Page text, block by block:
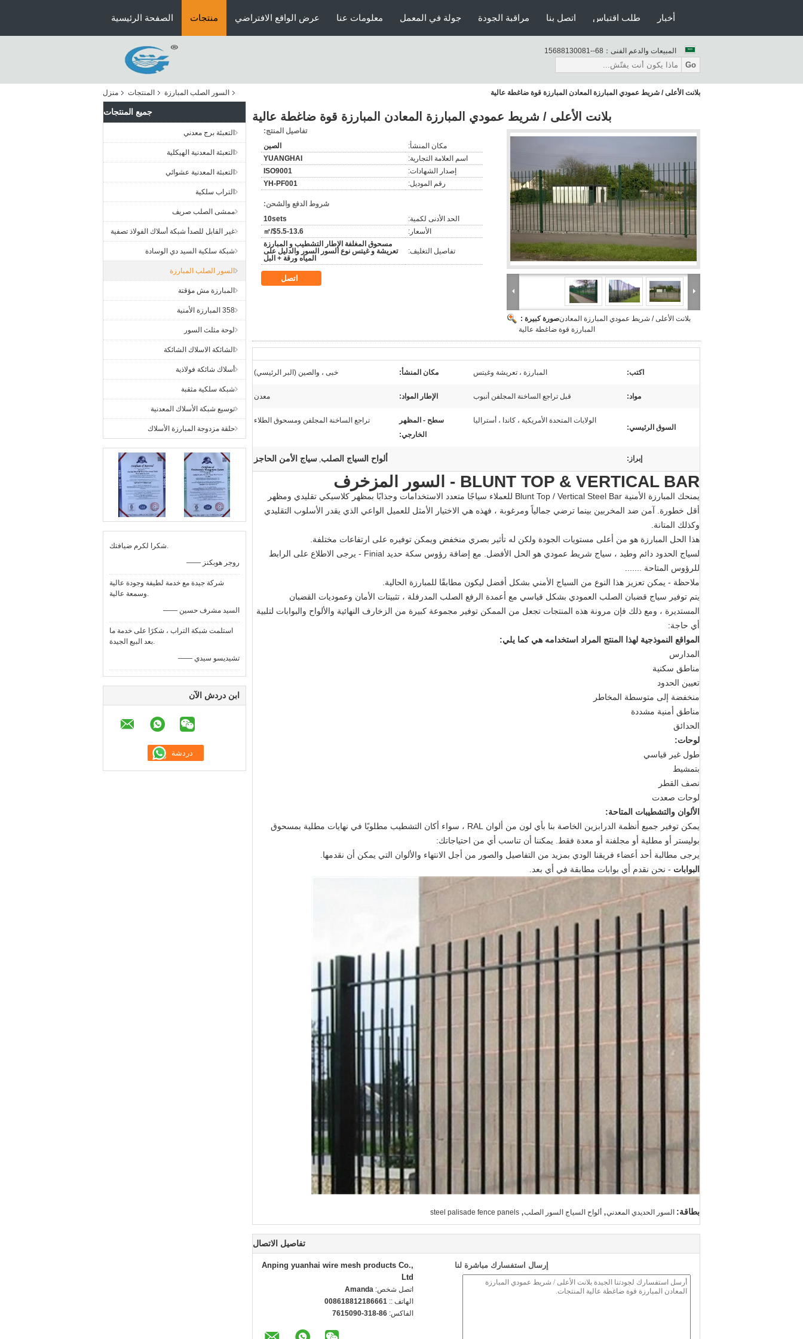
الصفحة الرئيسية منتجات عرض الواقع الافتراضي معلومات عنا جولة في المعمل مراقبة الجودة اتصل بنا طلب اقتباس أخبار
المبيعات والدعم الفنى： 86--18003188651
Go
منزل المنتجات السور الصلب المبارزة بلانت الأعلى / شريط عمودي المبارزة المعادن المبارزة قوة ضاغطة عالية
جميع المنتجات
التعبئة برج معدني
التعبئة المعدنية الهيكلية
التعبئة المعدنية عشوائي
التراب سلكية
ممشى الصلب صريف
غير القابل للصدأ شبكة أسلاك الفولاذ تصفية
شبكة سلكية السيد دي الوسادة
السور الصلب المبارزة
المبارزة مش مؤقتة
358 المبارزة الأمنية
لوحة مثلث السور
الشائكة الاسلاك الشائكة
أسلاك شائكة فولاذية
شبكة سلكية مثقبة
توسيع شبكة الأسلاك المعدنية
حلقة مزدوجة المبارزة الأسلاك
شكرا لكرم ضيافتك.
—— روجر هوبكنز
شركة جيدة مع خدمة لطيفة وجودة عالية
وسمعة عالية.
—— السيد مشرف حسين
استلمت شبكة التراب ، شكرًا على خدمة ما
بعد البيع الجيدة.
—— تشيديسو سيدي
ابن دردش الآن
بلانت الأعلى / شريط عمودي المبارزة المعادن المبارزة قوة ضاغطة عالية
صورة كبيرة :بلانت الأعلى / شريط عمودي المبارزة المعادن
المبارزة قوة ضاغطة عالية
تفاصيل المنتج:
مكان المنشأ:
الصين
اسم العلامة التجارية:
YUANGHAI
إصدار الشهادات:
ISO9001
رقم الموديل:
YH-PF001
شروط الدفع والشحن:
الحد الأدنى لكمية:
10sets
الأسعار:
$5.5-13.6/㎡
تفاصيل التغليف:
مسحوق المغلفة الإطار التشطيب و المبارزة
تعريشة و غيتس نوع السور السور والدليل على
المياه ورقة + البل
اتصل
اكتب: المبارزة ، تعريشة وغيتس مكان المنشأ: خبى ، والصين (البر الرئيسي)
مواد: قبل تراجع الساخنة المجلفن أنبوب الإطار المواد: معدن
السوق الرئيسي:
الولايات المتحدة الأمريكية ، كاندا ، أستراليا
سطح - المظهر
الخارجي:
تراجع الساخنة المجلفن ومسحوق الطلاء
إبراز: ألواح السياج الصلب, سياج الأمن الحاجز
BLUNT TOP & VERTICAL BAR - السور المزخرف
يمنحك المبارزة الأمنية Blunt Top / Vertical Steel Bar للعملاء سياجًا متعدد الاستخدامات وجذابًا بمظهر كلاسيكي تقليدي ومظهر
أقل خطورة. آمن ضد المخربين بينما ترضي جمالياً ومرغوبة ، فهذه هي الاختيار الأمثل للعميل الواعي الذي يقدر الأسلوب التقليدي
وكذلك المتانة.
هذا الحل المبارزة هو من أعلى مستويات الجودة ولكن له تأثير بصري منخفض ويمكن توفيره على ارتفاعات مختلفة.
لسياج الحدود دائم وطيد ، سياج شريط عمودي هو الحل الأفضل. مع إضافة رؤوس سكة حديد Finial - يرجى الاطلاع على الرابط
للرؤوس المتاحة .......
ملاحظة - يمكن تعزيز هذا النوع من السياج الأمني ​​بشكل أفضل ليكون مطابقًا للمبارزة الحالية.
يتم توفير سياج قضبان الصلب العمودي بشكل قياسي مع أعمدة الرفع الصلب المدرفلة ، تثبيتات الأمان وعموديات القضبان
المستديرة ، ومع ذلك فإن مرونة هذه المنتجات تجعل من الممكن توفير مجموعة كبيرة من الزخارف النهائية والألواح والبوابات لتلبية
أي حاجة:
المواقع النموذجية لهذا المنتج المراد استخدامه هي كما يلي:
المدارس
مناطق سكنية
تعيين الحدود
منخفضة إلى متوسطة المخاطر
مناطق أمنية مشددة
الحدائق
لوحات:
طول غير قياسي
بتمشيط
نصف القطر
لوحات صعدت
الألوان والتشطيبات المتاحة:
يمكن توفير جميع أنظمة الدرابزين الخاصة بنا بأي لون من ألوان RAL ، سواء أكان التشطيب مطلوبًا في نهايات مطلية بمسحوق
بوليستر أو مطلية أو مجلفنة أو معدة فقط. يمكننا أن تناسب أي من احتياجاتك:
يرجى مطالبة أحد أعضاء فريقنا الودي بمزيد من التفاصيل والصور من أجل الانتهاء والألوان التي يمكن أن نقدمها.
البوابات - نحن نقدم أي بوابات مطابقة في أي بعد.
بطاقة: السور الحديدي المعدني, ألواح السياج السور الصلب,
steel palisade fence panels
تفاصيل الاتصال
Anping yuanhai wire mesh products Co.,
Ltd
اتصل شخص: Amanda
الهاتف :: 008618812186661
الفاكس: 86-318-7615090
إرسال استفسارك مباشرة لنا